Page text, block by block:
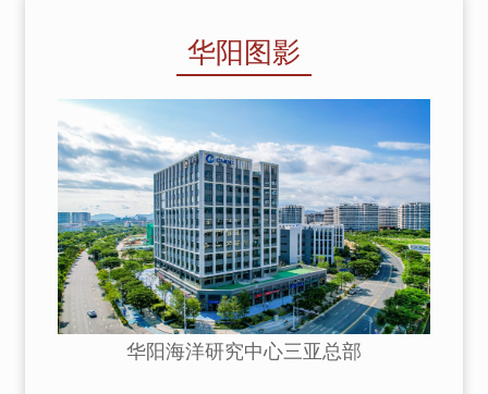
华阳图影
华阳海洋研究中心三亚总部